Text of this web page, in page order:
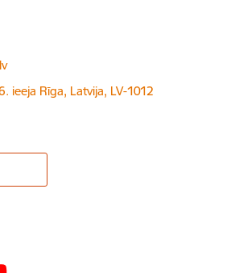
ieeja Rīga, Latvija, LV-1012